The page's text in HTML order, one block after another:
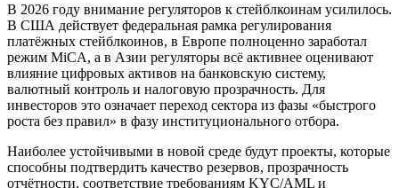
В 2026 году внимание регуляторов к стейблкоинам усилилось.
В США действует федеральная рамка регулирования
платёжных стейблкоинов, в Европе полноценно заработал
режим MiCA, а в Азии регуляторы всё активнее оценивают
влияние цифровых активов на банковскую систему,
валютный контроль и налоговую прозрачность. Для
инвесторов это означает переход сектора из фазы «быстрого
роста без правил» в фазу институционального отбора.
Наиболее устойчивыми в новой среде будут проекты, которые
способны подтвердить качество резервов, прозрачность
отчётности, соответствие требованиям KYC/AML и